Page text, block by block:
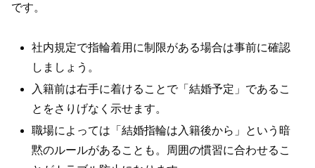
です。
社内規定で指輪着用に制限がある場合は事前に確認
しましょう。
入籍前は右手に着けることで「結婚予定」であるこ
とをさりげなく示せます。
職場によっては「結婚指輪は入籍後から」という暗
黙のルールがあることも。周囲の慣習に合わせるこ